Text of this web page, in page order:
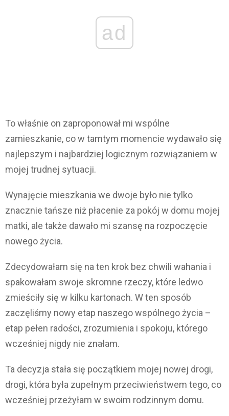
ad
To właśnie on zaproponował mi wspólne
zamieszkanie, co w tamtym momencie wydawało się
najlepszym i najbardziej logicznym rozwiązaniem w
mojej trudnej sytuacji.
Wynajęcie mieszkania we dwoje było nie tylko
znacznie tańsze niż płacenie za pokój w domu mojej
matki, ale także dawało mi szansę na rozpoczęcie
nowego życia.
Zdecydowałam się na ten krok bez chwili wahania i
spakowałam swoje skromne rzeczy, które ledwo
zmieściły się w kilku kartonach. W ten sposób
zaczęliśmy nowy etap naszego wspólnego życia –
etap pełen radości, zrozumienia i spokoju, którego
wcześniej nigdy nie znałam.
Ta decyzja stała się początkiem mojej nowej drogi,
drogi, która była zupełnym przeciwieństwem tego, co
wcześniej przeżyłam w swoim rodzinnym domu.